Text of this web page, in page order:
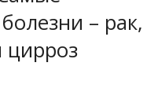
– рак,
цирроз